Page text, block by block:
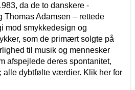
da de to danskere -
Thomas Adamsen – rettede
mod smykkedesign og
som de primært solgte på
til musik og mennesker
afspejlede deres spontanitet,
alle dybtfølte værdier. Klik her for